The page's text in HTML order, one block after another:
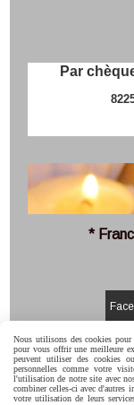
Par chèque
*
Mentions Légales
confidentialité
Nous utilisons des cookies
pour vous offrir une meilleure
peuvent utiliser des cookies
personnelles comme votre
l'utilisation de notre site avec
combiner celles-ci avec d'autres
votre utilisation de leurs